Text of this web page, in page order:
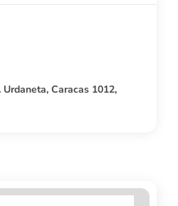
Caracas 1012,